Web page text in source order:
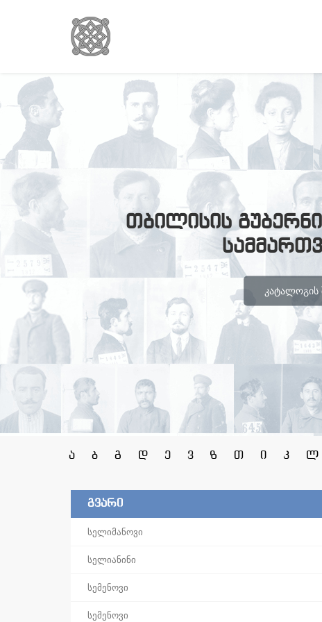
თბილისის
ᲙᲐᲢᲐᲚᲝᲒᲘᲡ
ა ბ გ დ ე ვ ზ თ ი კ ლ
გვარი
სელიმანოვი
სელიანინი
სემენოვი
სემენოვი